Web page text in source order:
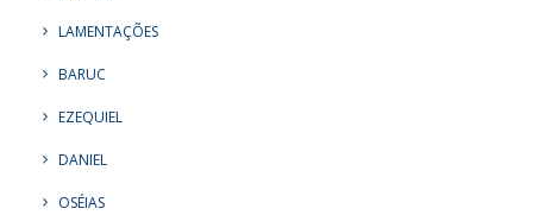
LAMENTAÇÕES
BARUC
EZEQUIEL
DANIEL
OSÉIAS